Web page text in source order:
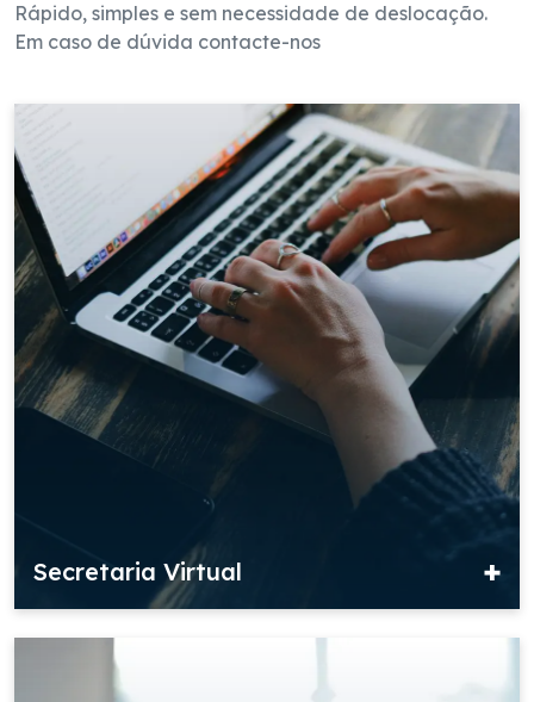
Rápido, simples e sem necessidade de deslocação.
Em caso de dúvida contacte-nos
Secretaria Virtual